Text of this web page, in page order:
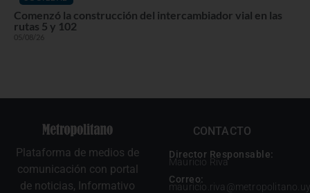
Comenzó la construcción del intercambiador vial en las
rutas 5 y 102
05/08/26
Plataforma de medios de
comunicación con portal
de noticias, Informativo
CONTACTO
Director Responsable:
Mauricio Riva
Correo:
mauricio.riva@metropolitano.uy